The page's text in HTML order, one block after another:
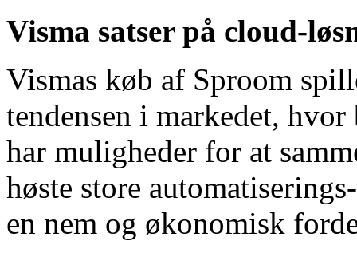
Visma satser på cloud-
Vismas køb af Sproom
tendensen i markedet,
har muligheder for at
høste store
en nem og økonomisk